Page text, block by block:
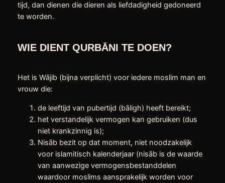
tijd, dan dienen die dieren als liefdadigheid gedoneerd
te worden.
WIE DIENT QURBĀNI TE DOEN?
Het is Wājib (bijna verplicht) voor iedere moslim man en
vrouw die:
de leeftijd van pubertijd (bāligh) heeft bereikt;
het verstandelijk vermogen kan gebruiken (dus
niet krankzinnig is);
Nisāb bezit op dat moment, niet noodzakelijk
voor islamitisch kalenderjaar (nisāb is de waarde
van aanwezige vermogensbestanddelen
waardoor moslims aansprakelijk worden voor